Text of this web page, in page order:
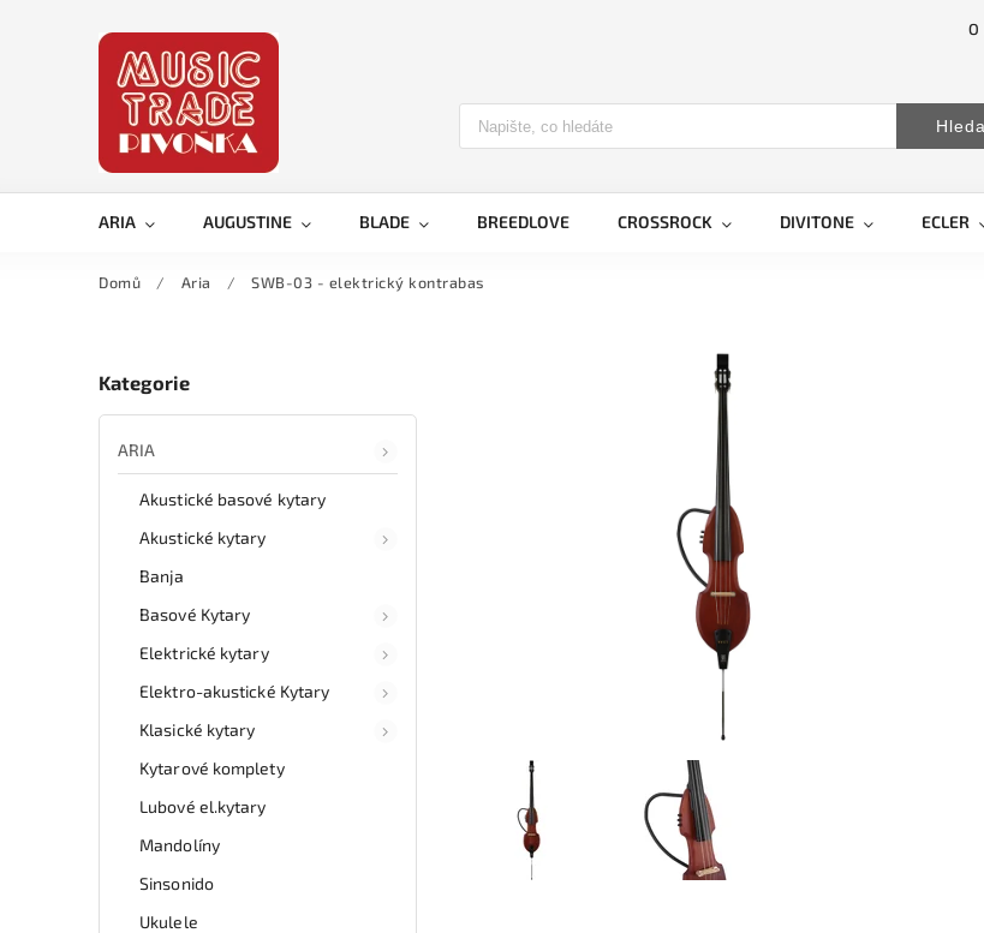
O
ARIA AUGUSTINE BLADE BREEDLOVE CROSSROCK DIVITONE ECLER
Domů / Aria / SWB-03 - elektrický kontrabas
Kategorie
ARIA
Akustické basové kytary
Akustické kytary
Banja
Basové Kytary
Elektrické kytary
Elektro-akustické Kytary
Klasické kytary
Kytarové komplety
Lubové el.kytary
Mandolíny
Sinsonido
Ukulele